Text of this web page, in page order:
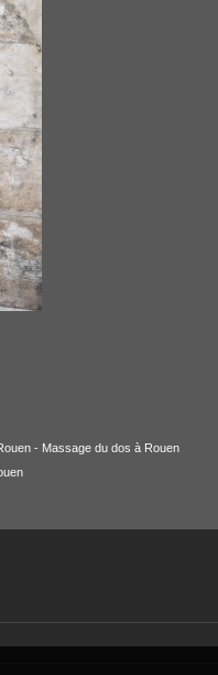
- Massage du dos à Rouen